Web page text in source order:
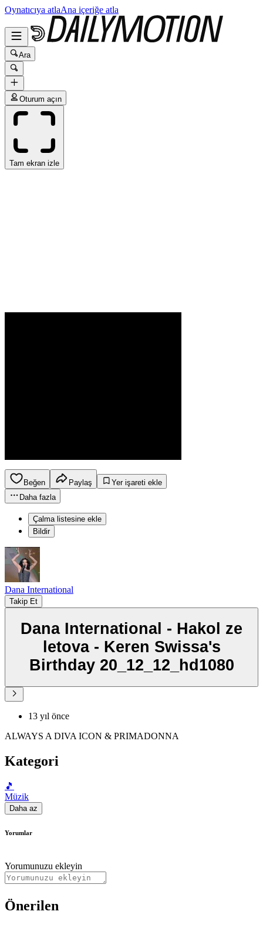
Oynatıcıya atlaAna içeriğe atla
Ara
Oturum açın
Tam ekran izle
Beğen Paylaş
Yer işareti ekle
Daha fazla
Çalma listesine ekle
Bildir
Dana International
Takip Et
Dana International - Hakol ze
letova - Keren Swissa's
Birthday 20_12_12_hd1080
13 yıl önce
ALWAYS A DIVA ICON & PRIMADONNA
Kategori
🎵
Müzik
Daha az
Yorumlar
Yorumunuzu ekleyin
Önerilen